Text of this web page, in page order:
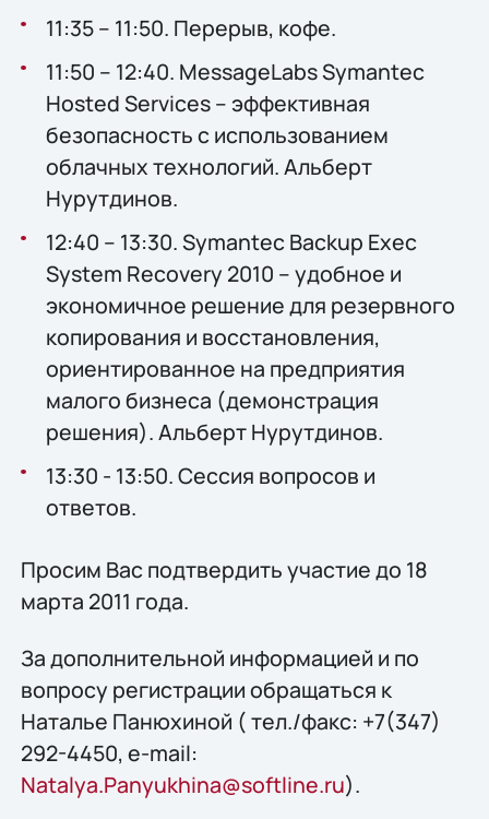
11:35 – 11:50. Перерыв, кофе.
11:50 – 12:40. MessageLabs Symantec
Hosted Services – эффективная
безопасность с использованием
облачных технологий. Альберт
Нурутдинов.
12:40 – 13:30. Symantec Backup Exec
System Recovery 2010 – удобное и
экономичное решение для резервного
копирования и восстановления,
ориентированное на предприятия
малого бизнеса (демонстрация
решения). Альберт Нурутдинов.
13:30 - 13:50. Сессия вопросов и
ответов.
Просим Вас подтвердить участие до 18
марта 2011 года.
За дополнительной информацией и по
вопросу регистрации обращаться к
Наталье Панюхиной ( тел./факс: +7(347)
292-4450, e-mail:
Natalya.Panyukhina@softline.ru).